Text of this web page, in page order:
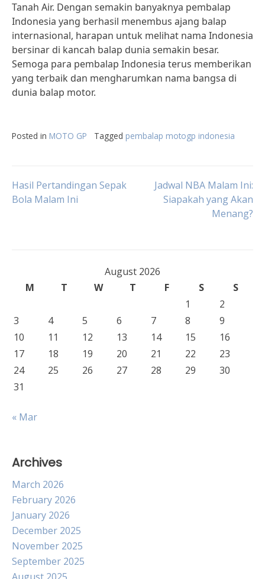
Tanah Air. Dengan semakin banyaknya pembalap
Indonesia yang berhasil menembus ajang balap
internasional, harapan untuk melihat nama Indonesia
bersinar di kancah balap dunia semakin besar.
Semoga para pembalap Indonesia terus memberikan
yang terbaik dan mengharumkan nama bangsa di
dunia balap motor.
Posted in MOTO GP Tagged pembalap motogp indonesia
Post
Hasil Pertandingan Sepak
Bola Malam Ini
Jadwal NBA Malam Ini:
Siapakah yang Akan
Menang?
August 2026
M
T W T F S
S
1
2
3
4 5 6 7 8
9
10
11 12 13 14 15
16
17
18 19 20 21 22
23
24
25 26 27 28 29
30
31
« Mar
Archives
March 2026
February 2026
January 2026
December 2025
November 2025
September 2025